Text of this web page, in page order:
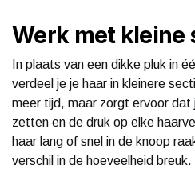
Werk met kleine
In plaats van een dikke pluk in
verdeel je je haar in kleinere
meer tijd, maar zorgt ervoor
zetten en de druk op elke
haar lang of snel in de knoop
verschil in de hoeveelheid breuk.